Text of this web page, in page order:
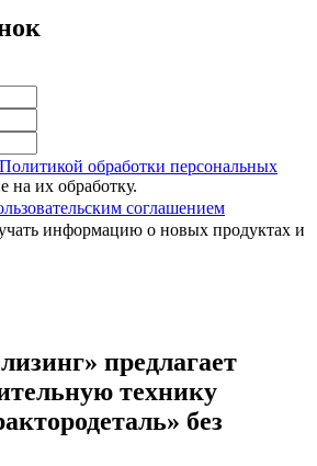
Политикой обработки персональных
на их обработку.
соглашением
информацию о новых продуктах и
предлагает
технику
без